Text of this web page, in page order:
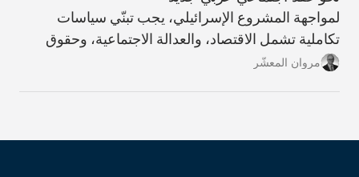
لمواجهة المشروع الإسرائيلي، يجب تبنّي سياسات
تكاملية تشمل الاقتصاد، والعدالة الاجتماعية، وحقوق
الإنسان، والحَوْكمة التشاركية.
مروان المعشّر